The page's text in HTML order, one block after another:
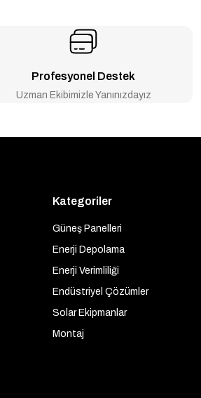
Profesyonel Destek
Uzman Ekibimizle Yanınızdayız
Kategoriler
Güneş Panelleri
Enerji Depolama
Enerji Verimliliği
Endüstriyel Çözümler
Solar Ekipmanlar
Montaj